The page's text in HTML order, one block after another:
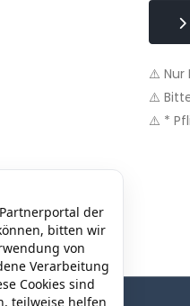
der
bitten wir
von
Verarbeitung
Cookies sind
teilweise helfen
⚠️ Nur
⚠️
⚠️ *